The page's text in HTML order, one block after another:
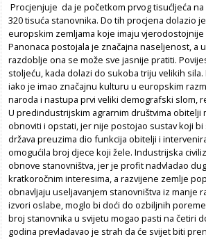
Procjenjuje da je početkom prvog tisućljeća
320 tisuća stanovnika. Do tih procjena dolazio
europskim zemljama koje imaju
Panonaca postojala je značajna naseljenost, a
razdoblje ona se može sve jasnije pratiti.
stoljeću, kada dolazi do sukoba triju velikih
iako je imao značajnu kulturu u europskim
naroda i nastupa prvi veliki demografski slom,
U predindustrijskim agrarnim društvima obitelji
obnoviti i opstati, jer nije postojao sustav koji
država preuzima dio funkcija obitelji i
omogućila broj djece koji žele. Industrijska
obnove stanovništva, jer je profit nadvladao
kratkoročnim interesima, a razvijene zemlje
obnavljaju useljavanjem stanovništva iz manje
izvori oslabe, moglo bi doći do ozbiljnih
broj stanovnika u svijetu mogao pasti na četiri
godina prevladavao je strah da će svijet biti